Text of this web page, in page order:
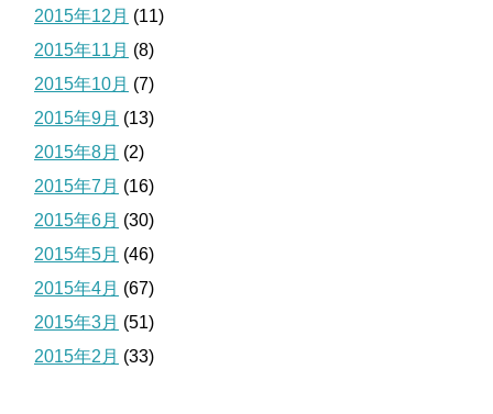
2015年12月 (11)
2015年11月 (8)
2015年10月 (7)
2015年9月 (13)
2015年8月 (2)
2015年7月 (16)
2015年6月 (30)
2015年5月 (46)
2015年4月 (67)
2015年3月 (51)
2015年2月 (33)